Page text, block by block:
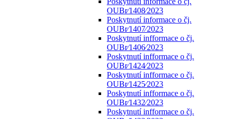
OUBr⁄1408⁄2023
Poskytnutí informace o čj.
OUBr⁄1407⁄2023
Poskytnutí infformace o čj.
OUBr⁄1406⁄2023
Poskytnutí infformace o čj.
OUBr⁄1424⁄2023
Poskytnutí infformace o čj.
OUBr⁄1425⁄2023
Poskytnutí infformace o čj.
OUBr⁄1432⁄2023
Poskytnutí infformace o čj.